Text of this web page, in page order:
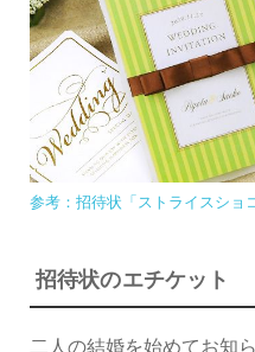
参考：招待状「ストライスショ
招待状のエチケット
二人の結婚を始めてお知